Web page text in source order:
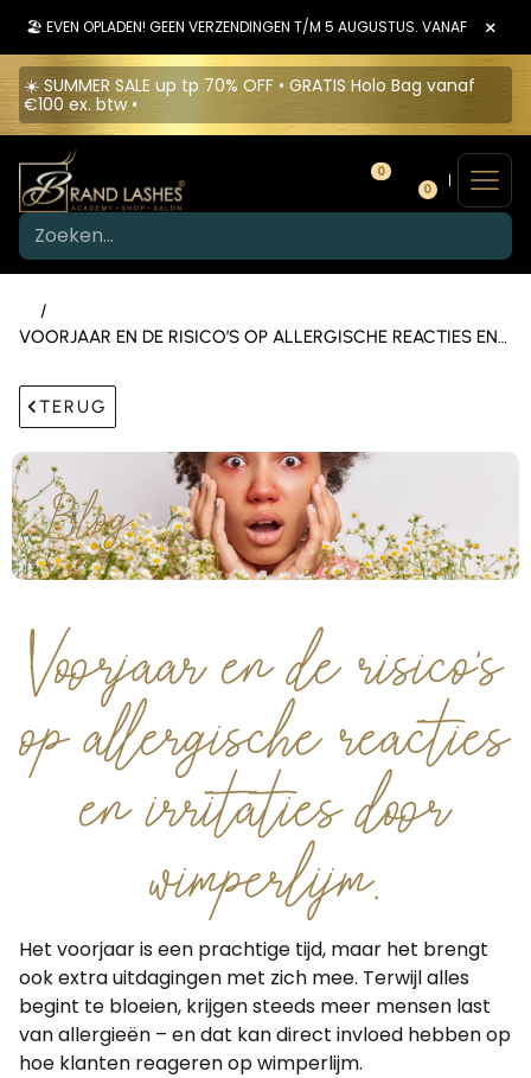
🏖️ EVEN OPLADEN! GEEN VERZENDINGEN T/M 5 AUGUSTUS. VANAF 6 ×
☀️ SUMMER SALE up tp 70% OFF • GRATIS Holo Bag vanaf
€100 ex. btw •
0
0
/
VOORJAAR EN DE RISICO’S OP ALLERGISCHE REACTIES EN
TERUG
Blog
Voorjaar en de risico’s
op allergische reacties
en irritaties door
wimperlijm.
Het voorjaar is een prachtige tijd, maar het brengt
ook extra uitdagingen met zich mee. Terwijl alles
begint te bloeien, krijgen steeds meer mensen last
van allergieën – en dat kan direct invloed hebben op
hoe klanten reageren op wimperlijm.